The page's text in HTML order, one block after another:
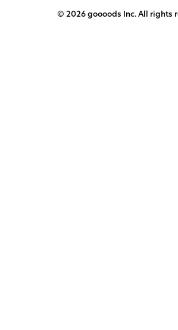
© 2026 goooods Inc. All rights